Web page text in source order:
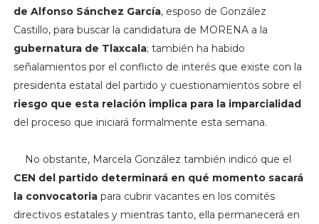
de Alfonso Sánchez García, esposo de González
Castillo, para buscar la candidatura de MORENA a la
gubernatura de Tlaxcala; también ha habido
señalamientos por el conflicto de interés que existe con la
presidenta estatal del partido y cuestionamientos sobre el
riesgo que esta relación implica para la imparcialidad
del proceso que iniciará formalmente esta semana.
No obstante, Marcela González también indicó que el
CEN del partido determinará en qué momento sacará
la convocatoriapara cubrir vacantes en los comités
directivos estatales y mientras tanto, ella permanecerá en